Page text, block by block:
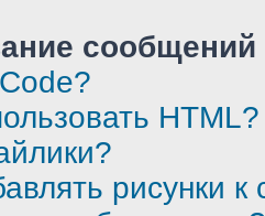
HTML?
рисунки